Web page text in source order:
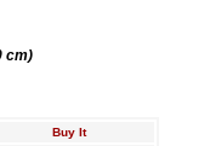
cm)
Buy It